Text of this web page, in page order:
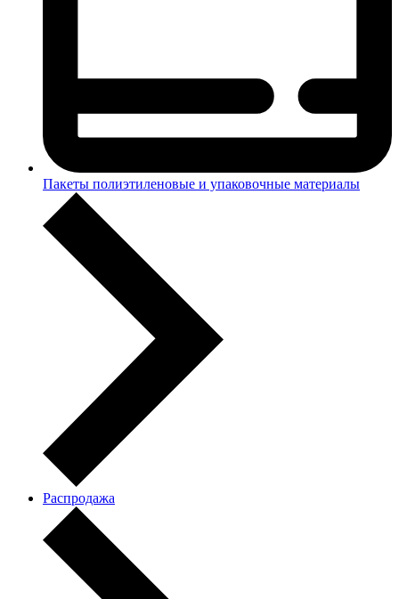
Пакеты полиэтиленовые и упаковочные материалы
Распродажа